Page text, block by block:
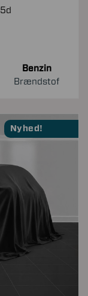
Benzin
Brændstof
Nyhed!